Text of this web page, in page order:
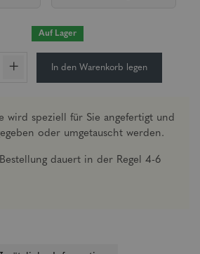
Auf Lager
+ In den Warenkorb legen
wird speziell für Sie angefertigt und
oder umgetauscht werden.
dauert in der Regel 4-6